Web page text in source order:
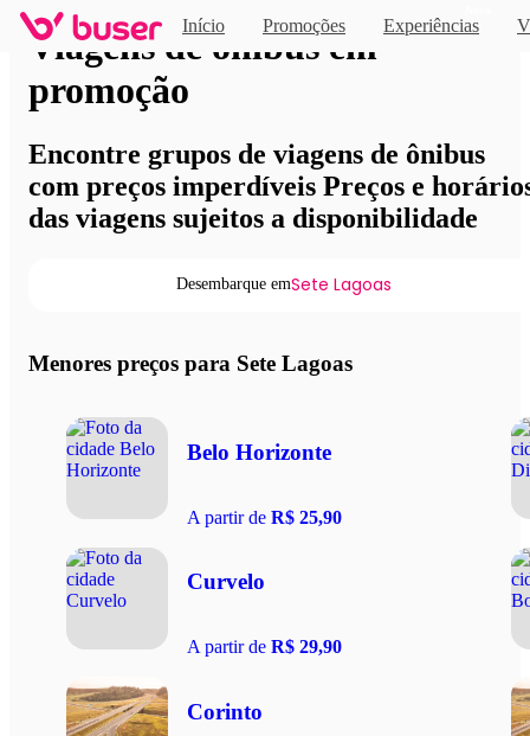
Início Promoções Experiências
Viagens de ônibus em
promoção
Encontre grupos de viagens de ônibus
com preços imperdíveis Preços e
das viagens sujeitos a disponibilidade
Desembarque emSete Lagoas
Menores preços para Sete Lagoas
Belo Horizonte
A partir de R$ 25,90
Curvelo
A partir de R$ 29,90
Corinto